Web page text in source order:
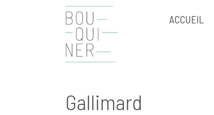
ACCUEIL
Gallimard